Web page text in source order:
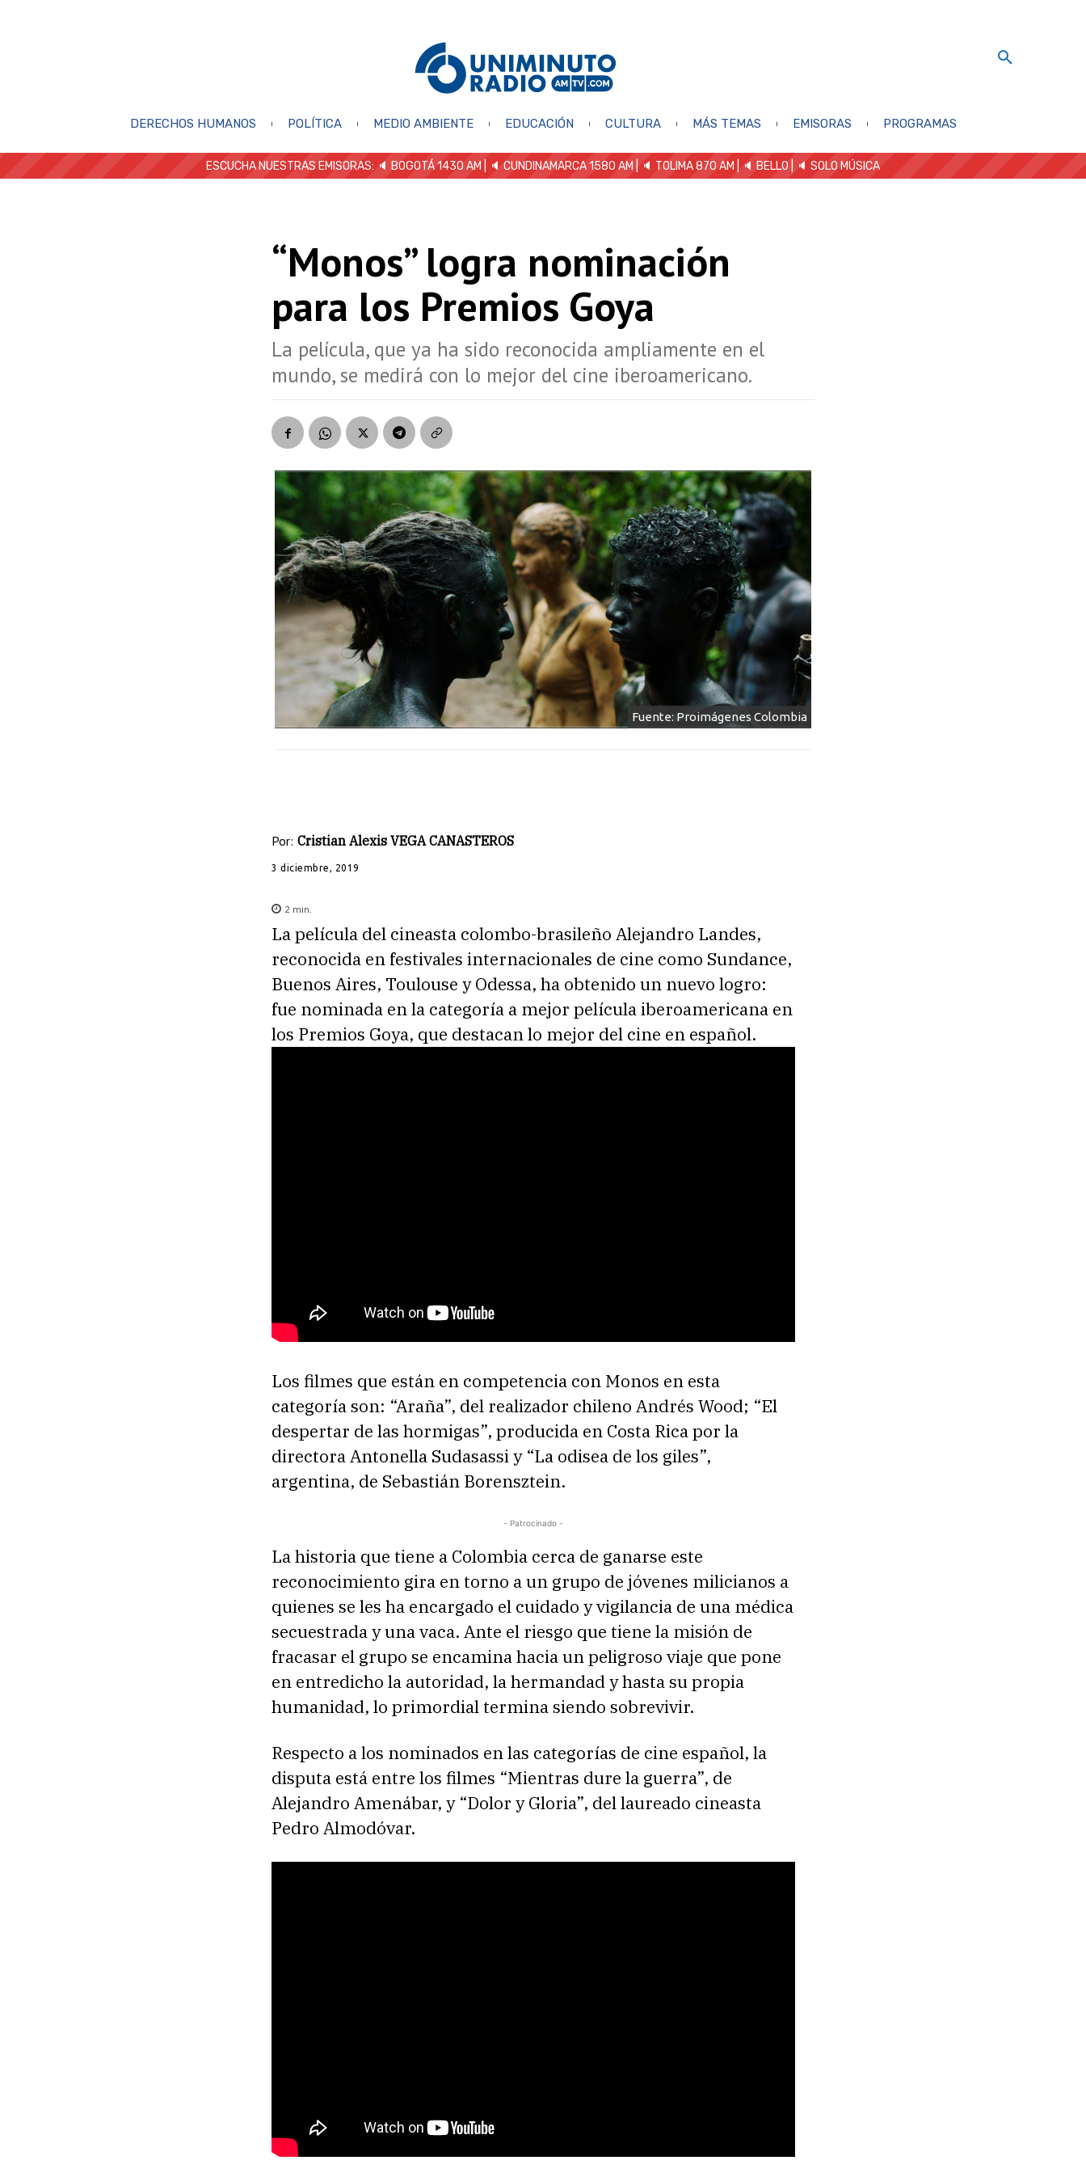
DERECHOS HUMANOS POLÍTICA MEDIO AMBIENTE EDUCACIÓN CULTURA MÁS TEMAS EMISORAS PROGRAMAS
ESCUCHA NUESTRAS EMISORAS: 🔈 BOGOTÁ 1430 AM | 🔈 CUNDINAMARCA 1580 AM | 🔈 TOLIMA 870 AM | 🔈 BELLO 🔈 SOLO MÚSICA
“Monos” logra nominación
para los Premios Goya
La película, que ya ha sido reconocida ampliamente en el
mundo, se medirá con lo mejor del cine iberoamericano.
Fuente: Proimágenes Colombia
Por: Cristian Alexis VEGA CANASTEROS
3 diciembre, 2019
2 min.
La película del cineasta colombo-brasileño Alejandro Landes,
reconocida en festivales internacionales de cine como Sundance,
Buenos Aires, Toulouse y Odessa, ha obtenido un nuevo logro:
fue nominada en la categoría a mejor película iberoamericana en
los Premios Goya, que destacan lo mejor del cine en español.
Los filmes que están en competencia con Monos en esta
categoría son: “Araña”, del realizador chileno Andrés Wood; “El
despertar de las hormigas”, producida en Costa Rica por la
directora Antonella Sudasassi y “La odisea de los giles”,
argentina, de Sebastián Borensztein.
- Patrocinado -
La historia que tiene a Colombia cerca de ganarse este
reconocimiento gira en torno a un grupo de jóvenes milicianos a
quienes se les ha encargado el cuidado y vigilancia de una médica
secuestrada y una vaca. Ante el riesgo que tiene la misión de
fracasar el grupo se encamina hacia un peligroso viaje que pone
en entredicho la autoridad, la hermandad y hasta su propia
humanidad, lo primordial termina siendo sobrevivir.
Respecto a los nominados en las categorías de cine español, la
disputa está entre los filmes “Mientras dure la guerra”, de
Alejandro Amenábar, y “Dolor y Gloria”, del laureado cineasta
Pedro Almodóvar.